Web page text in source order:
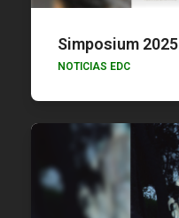
Simposium 2025
NOTICIAS EDC